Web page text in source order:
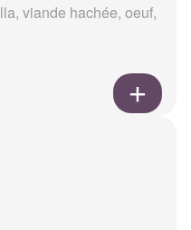
viande hachée, oeuf,